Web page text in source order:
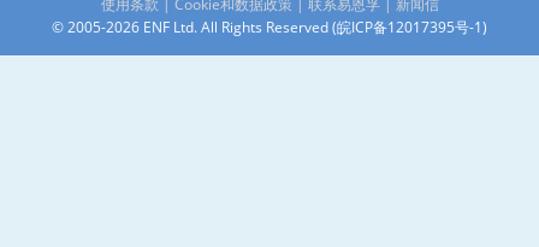
© 2005-2026 ENF Ltd. All Rights Reserved (皖ICP备12017395号-1)